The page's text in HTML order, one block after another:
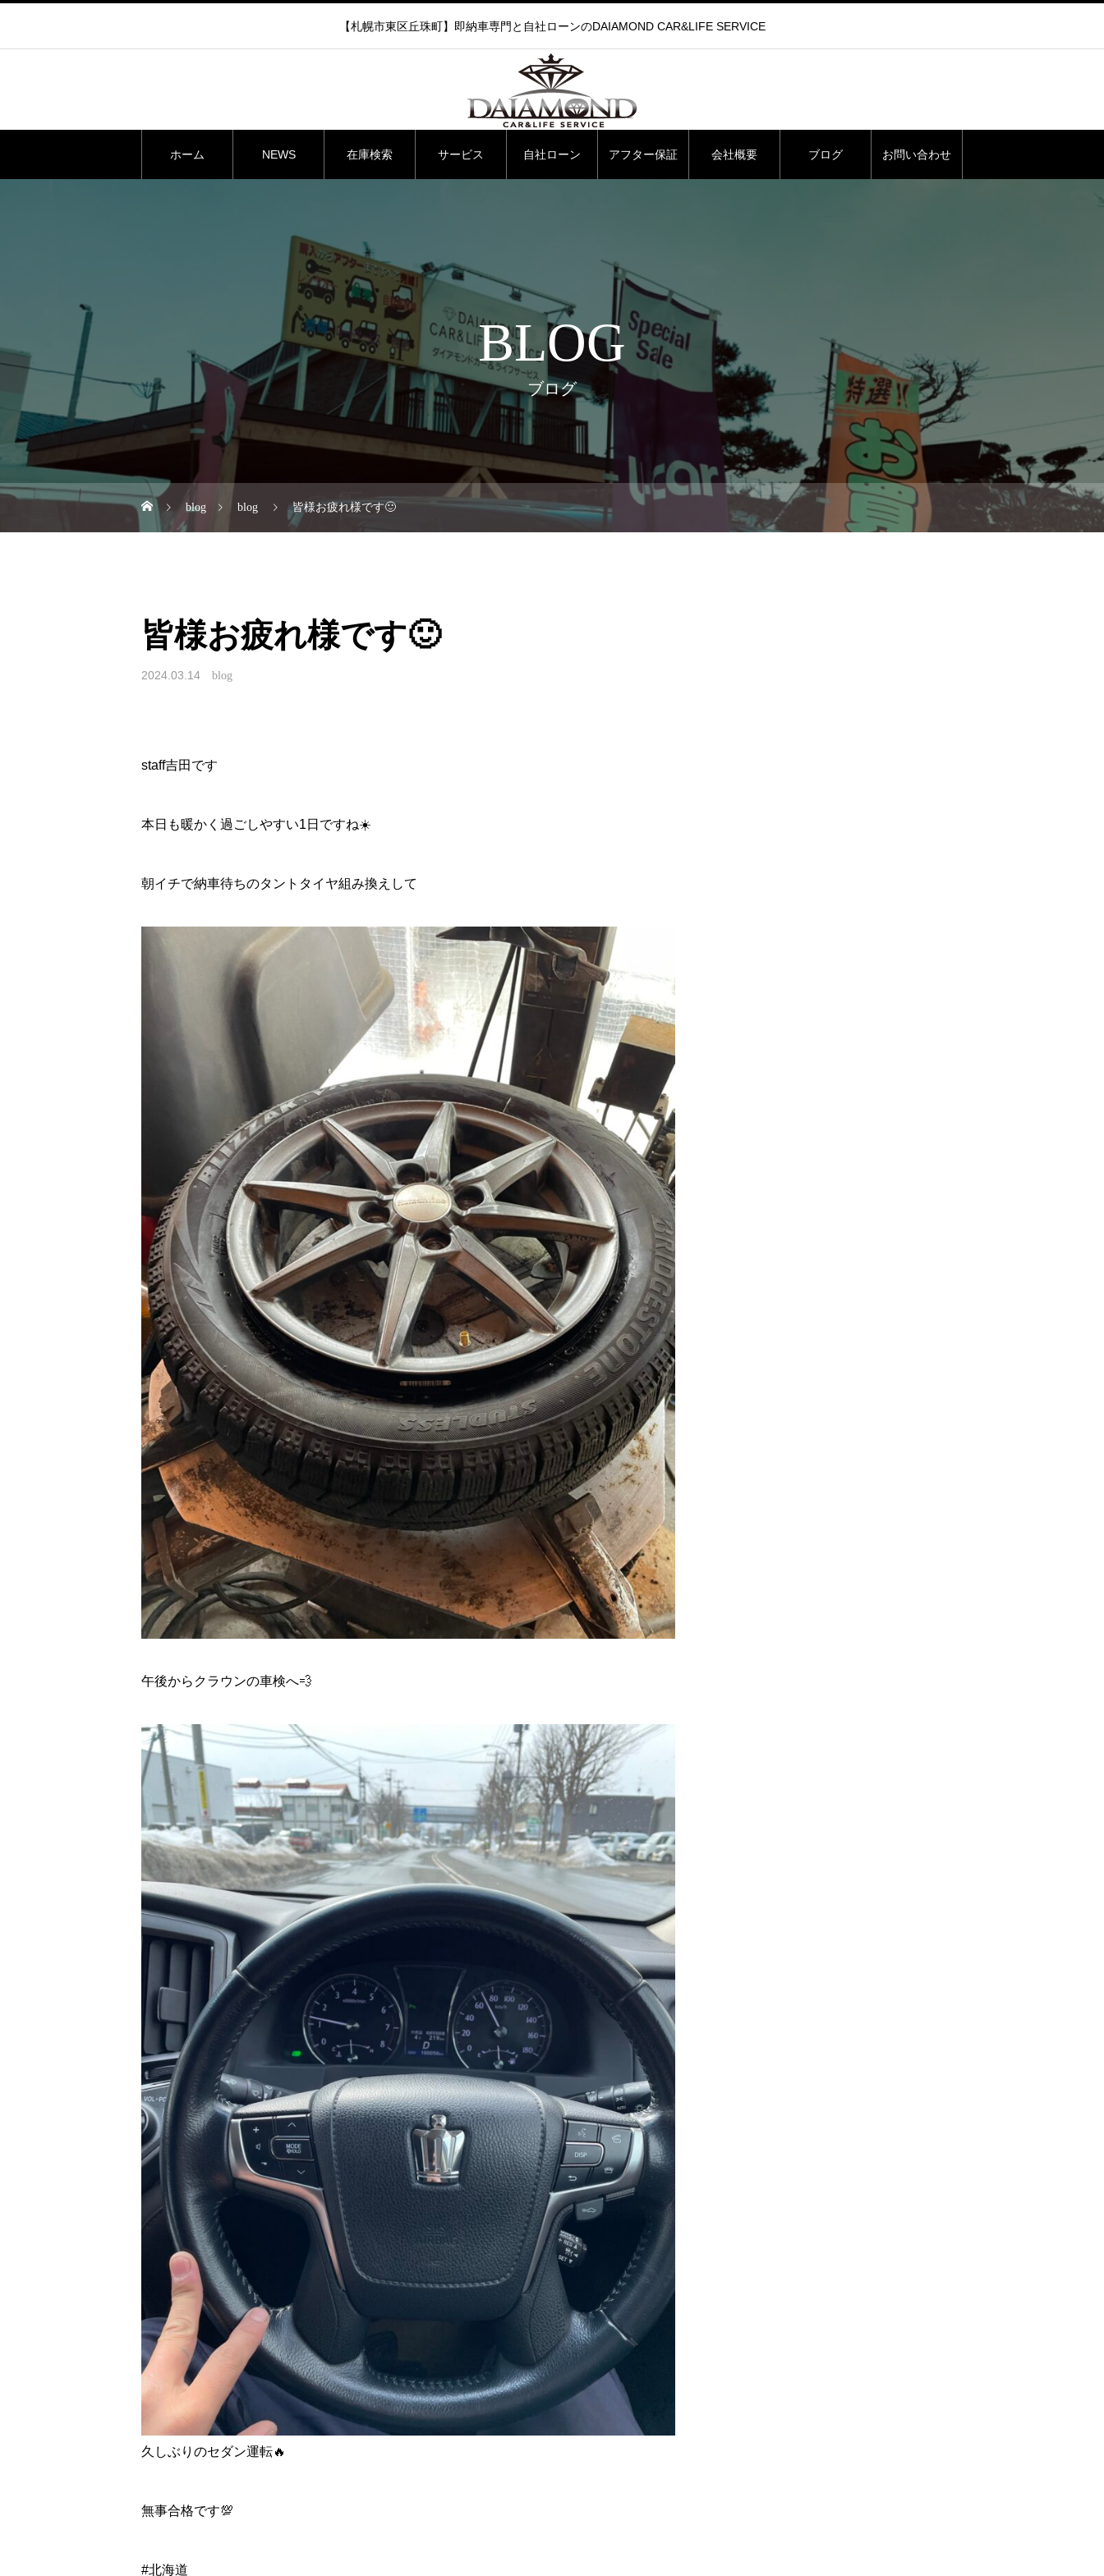
【札幌市東区丘珠町】即納車専門と自社ローンのDAIAMOND CAR&LIFE SERVICE
ホーム NEWS 在庫検索 サービス 自社ローン アフター保証 会社概要 ブログ お問い合わせ
BLOG
ブログ
blog blog 皆様お疲れ様です🙂
皆様お疲れ様です🙂
2024.03.14 blog
staff吉田です
本日も暖かく過ごしやすい1日ですね☀️
朝イチで納車待ちのタントタイヤ組み換えして
午後からクラウンの車検へ💨
久しぶりのセダン運転🔥
無事合格です💯
#北海道